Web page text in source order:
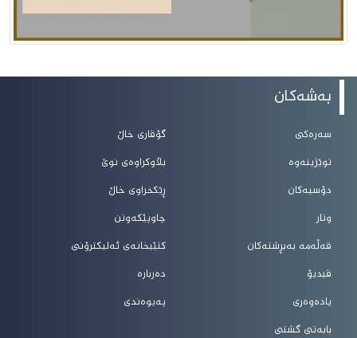
بەشەکان
سەرەکی
توێژینەوە
دۆسیەکان
وتار
گۆڤاری خاڵ
بڵاوکراوەی نوێ
ڕێکخراوی خاڵ
چاوپێکەوتن
قەڵەمە بەبڕشتەکان
ڤیدیۆ
یادەوەری
بابەتی گشتی
کتێبخانەی ئەلیکترۆنی
دەربارە
پەیوەندی